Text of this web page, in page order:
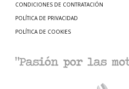
CONDICIONES DE CONTRATACIÓN
POLÍTICA DE PRIVACIDAD
POLÍTICA DE COOKIES